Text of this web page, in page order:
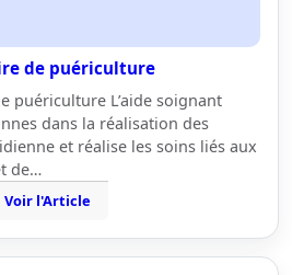
de puériculture
puériculture L’aide soignant
dans la réalisation des
et réalise les soins liés aux
de…
Voir l'Article